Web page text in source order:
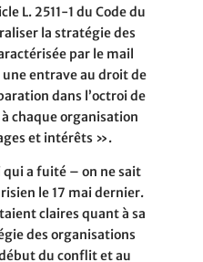
L. 2511-1 du Code du
la stratégie des
par le mail
entrave au droit de
dans l’octroi de
chaque organisation
et intérêts ».
a fuité – on ne sait
le 17 mai dernier.
claires quant à sa
des organisations
du conflit et au